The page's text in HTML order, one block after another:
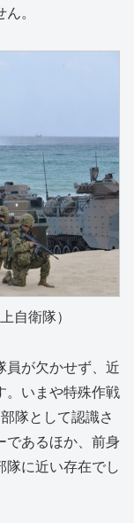
。
自衛隊）
員が欠かせず、近
。いまや特殊作戦
隊として認識さ
であるほか、前身
に近い存在でし